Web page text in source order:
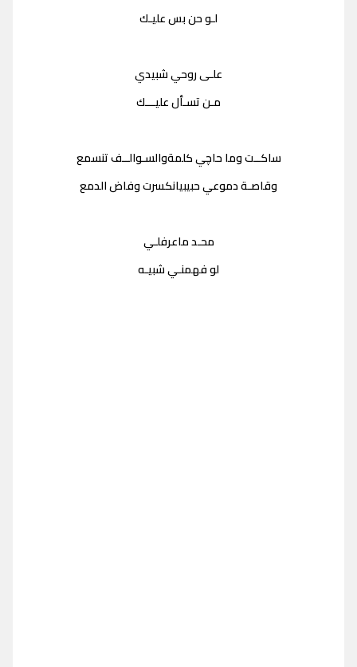
لـو حن بس عليـك
علـى روحي شبيدي
مـن تسـأل عليـــك
ساكــت وما حاچي كلمةوالسـوالــف تنسمع
وقاصـة دموعي حبيبيانكسرت وفاض الدمع
محـد ماعرفلـي
لو فهمنـي شبيـه